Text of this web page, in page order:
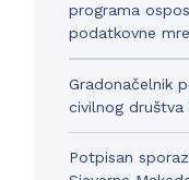
programa
podatkovne
Gradonačelnik
civilnog
Potpisan